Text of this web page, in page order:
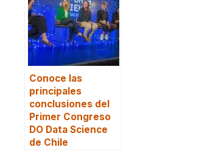
Conoce las
principales
conclusiones del
Primer Congreso
DO Data Science
de Chile